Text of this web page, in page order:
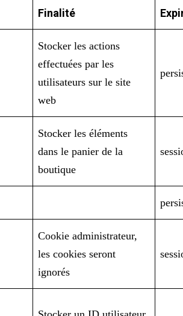
Finalité
Stocker les actions
effectuées par les
utilisateurs sur le site
web
Stocker les éléments
dans le panier de la
boutique
Cookie administrateur,
les cookies seront
ignorés